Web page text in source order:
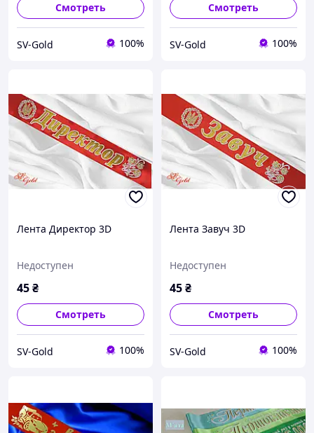
Смотреть
SV-Gold 100%
Смотреть
SV-Gold 100%
Лента Директор 3D
Недоступен
45₴
Смотреть
SV-Gold 100%
Лента Завуч 3D
Недоступен
45₴
Смотреть
SV-Gold 100%